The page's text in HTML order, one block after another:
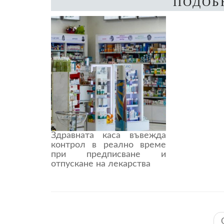
Здравната каса въвежда
контрол в реално време
при предписване и
отпускане на лекарства